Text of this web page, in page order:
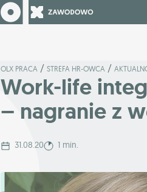
OLX PRACA / STREFA HR-OWCA /
Work-life
– nagranie z
31.08.20 1 min.